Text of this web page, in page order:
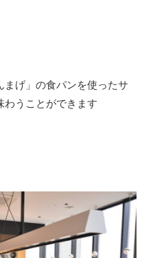
まげ」の食パンを使ったサ
わうことができます